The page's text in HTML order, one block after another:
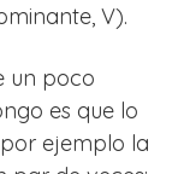
V).
un poco
es que lo
ejemplo la